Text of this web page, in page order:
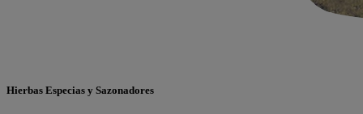
Hierbas Especias y Sazonadores